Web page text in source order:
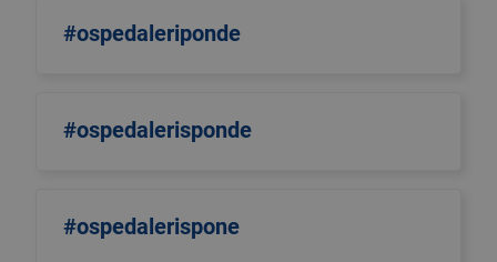
#ospedaleriponde
#ospedalerisponde
#ospedalerispone